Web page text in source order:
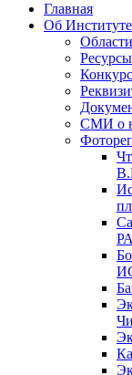
Главная
Об Институте
Ресурсы
СМИ о